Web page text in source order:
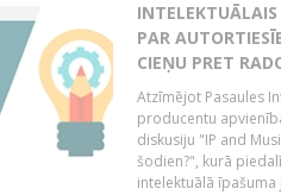
PAR
CIEŅU PRET
Atzīmējot Pasaules
producentu
diskusiju "IP and
šodien?", kurā
intelektuālā